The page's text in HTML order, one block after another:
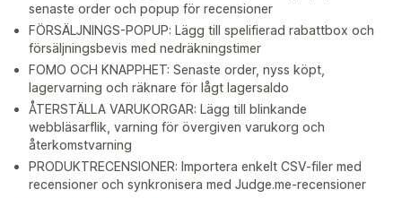
senaste order och popup för recensioner
FÖRSÄLJNINGS-POPUP: Lägg till spelifierad rabattbox och
försäljningsbevis med nedräkningstimer
FOMO OCH KNAPPHET: Senaste order, nyss köpt,
lagervarning och räknare för lågt lagersaldo
ÅTERSTÄLLA VARUKORGAR: Lägg till blinkande
webbläsarflik, varning för övergiven varukorg och
återkomstvarning
PRODUKTRECENSIONER: Importera enkelt CSV-filer med
recensioner och synkronisera med Judge.me-recensioner